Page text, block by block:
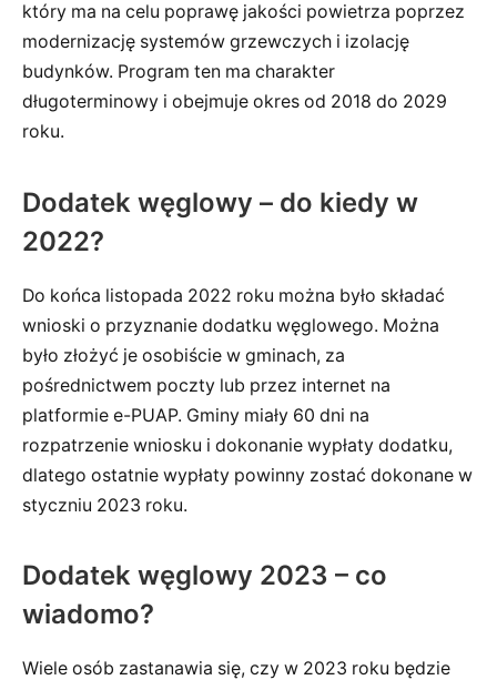
który ma na celu poprawę jakości powietrza poprzez
modernizację systemów grzewczych i izolację
budynków. Program ten ma charakter
długoterminowy i obejmuje okres od 2018 do 2029
roku.
Dodatek węglowy – do kiedy w
2022?
Do końca listopada 2022 roku można było składać
wnioski o przyznanie dodatku węglowego. Można
było złożyć je osobiście w gminach, za
pośrednictwem poczty lub przez internet na
platformie e-PUAP. Gminy miały 60 dni na
rozpatrzenie wniosku i dokonanie wypłaty dodatku,
dlatego ostatnie wypłaty powinny zostać dokonane w
styczniu 2023 roku.
Dodatek węglowy 2023 – co
wiadomo?
Wiele osób zastanawia się, czy w 2023 roku będzie